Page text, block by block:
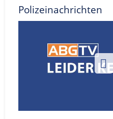
Polizeinachrichten